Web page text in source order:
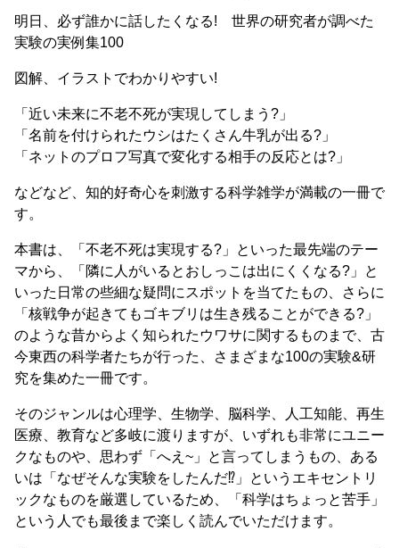
明日、必ず誰かに話したくなる! 世界の研究者が調べた
実験の実例集100
図解、イラストでわかりやすい!
「近い未来に不老不死が実現してしまう?」
「名前を付けられたウシはたくさん牛乳が出る?」
「ネットのプロフ写真で変化する相手の反応とは?」
などなど、知的好奇心を刺激する科学雑学が満載の一冊で
す。
本書は、「不老不死は実現する?」といった最先端のテー
マから、「隣に人がいるとおしっこは出にくくなる?」と
いった日常の些細な疑問にスポットを当てたもの、さらに
「核戦争が起きてもゴキブリは生き残ることができる?」
のような昔からよく知られたウワサに関するものまで、古
今東西の科学者たちが行った、さまざまな100の実験&研
究を集めた一冊です。
そのジャンルは心理学、生物学、脳科学、人工知能、再生
医療、教育など多岐に渡りますが、いずれも非常にユニー
クなものや、思わず「へえ~」と言ってしまうもの、ある
いは「なぜそんな実験をしたんだ⁉」というエキセントリ
ックなものを厳選しているため、「科学はちょっと苦手」
という人でも最後まで楽しく読んでいただけます。